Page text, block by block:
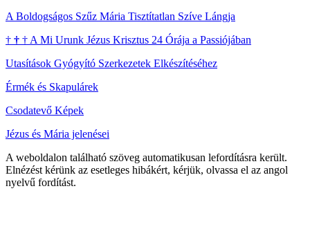
A Boldogságos Szűz Mária Tisztítatlan Szíve Lángja
† † † A Mi Urunk Jézus Krisztus 24 Órája a Passiójában
Utasítások Gyógyító Szerkezetek Elkészítéséhez
Érmék és Skapulárek
Csodatevő Képek
Jézus és Mária jelenései
A weboldalon található szöveg automatikusan lefordításra került.
Elnézést kérünk az esetleges hibákért, kérjük, olvassa el az angol
nyelvű fordítást.